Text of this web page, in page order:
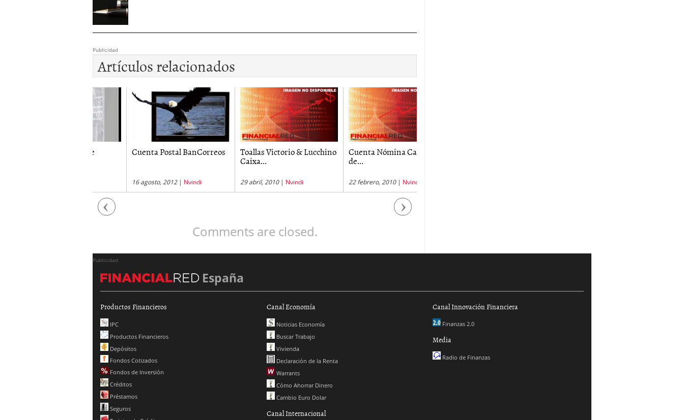
Publicidad
Artículos relacionados
Previous
Cuenta Postal BanCorreos
16 agosto, 2012|Nvindi
Toallas Victorio & Lucchino
29 abril, 2010|Nvindi
Cuenta Nómina Caja Rural
22 febrero, 2010|Nvindi
Next
Comments are closed.
Publicidad
España
Productos Financieros
IPC
Productos Financieros
Depósitos
Fondos Cotizados
Fondos de Inversión
Créditos
Préstamos
Seguros
Canal Economía
Noticias Economía
Buscar Trabajo
Vivienda
Declaración de la Renta
Warrants
Cómo Ahorrar Dinero
Cambio Euro Dolar
Canal Internacional
Canal Innovación Financiera
Finanzas 2.0
Media
Radio de Finanzas